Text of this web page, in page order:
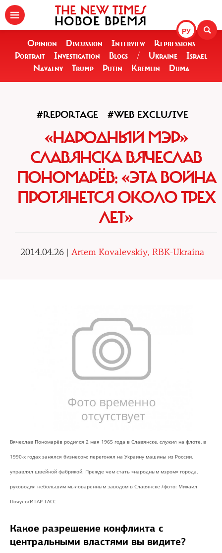
РУ
THE NEW TIMES
НОВОЕ ВРЕМЯ
Opinion Discussion Interview
Repressions
Portrait
Investigation Blogs / Ukraine
Israel
Navalny
Trump Putin Kremlin Duma
#REPORTAGE #WEB EXCLUSIVE
«НАРОДНЫЙ МЭР»
СЛАВЯНСКА ВЯЧЕСЛАВ
ПОНОМАРЁВ: «ЭТА ВОЙНА
ПРОТЯНЕТСЯ ОКОЛО ТРЕХ
ЛЕТ»
2014.04.26 | Artem Kovalevskiy, RBK-Ukraina
Вячеслав Пономарёв родился 2 мая 1965 года в Славянске, служил на флоте, в
1990-х годах занялся бизнесом: перегонял на Украину машины из России,
управлял швейной фабрикой. Прежде чем стать «народным мэром» города,
руководил небольшим мыловаренным заводом в Славянске /фото: Михаил
Почуев/ИТАР-ТАСС
Какое разрешение конфликта с
центральными властями вы видите?